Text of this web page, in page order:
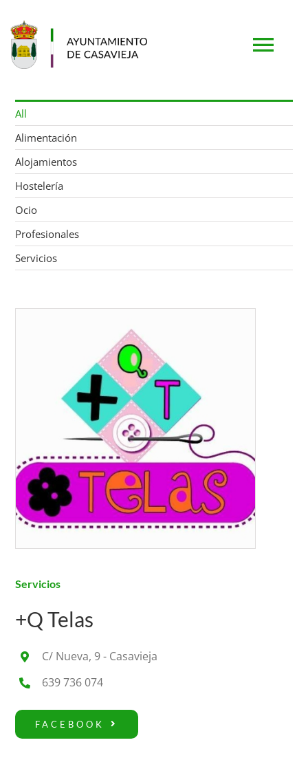
contenido
PORTADA
AYUNTAMIENTO
TURISMO
ACTIVIDADES
SEDE ELECTRÓNICA
CONTACTO
All
Alimentación
Alojamientos
Hostelería
Ocio
Profesionales
Servicios
Servicios
+Q Telas
C/ Nueva, 9 - Casavieja
639 736 074
FACEBOOK